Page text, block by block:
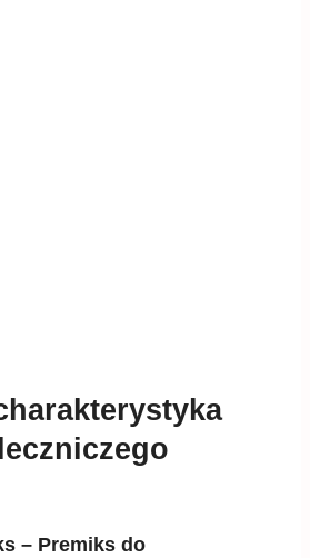
– Premiks do